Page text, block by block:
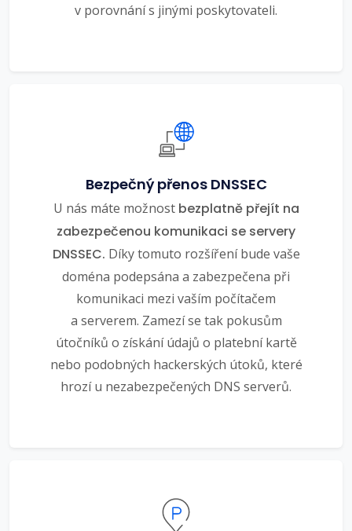
v porovnání s jinými poskytovateli.
Bezpečný přenos DNSSEC
U nás máte možnost bezplatně přejít na
zabezpečenou komunikaci se servery
DNSSEC. Díky tomuto rozšíření bude vaše
doména podepsána a zabezpečena při
komunikaci mezi vaším počítačem
a serverem. Zamezí se tak pokusům
útočníků o získání údajů o platební kartě
nebo podobných hackerských útoků, které
hrozí u nezabezpečených DNS serverů.